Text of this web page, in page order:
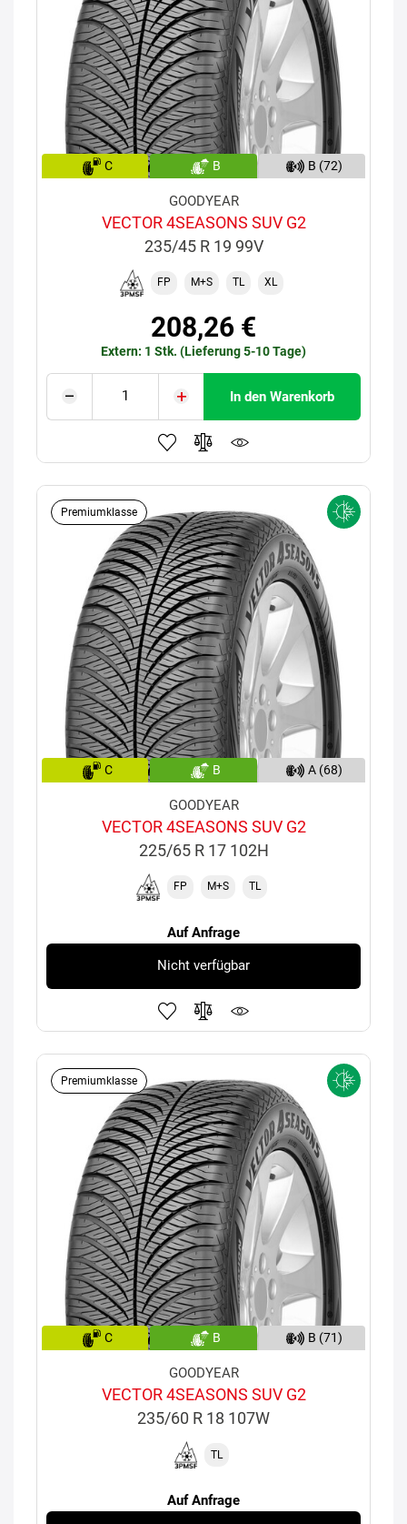
C B B (72)
GOODYEAR
VECTOR 4SEASONS SUV G2
235/45 R 19 99V
FP M+S TL XL
208,26 €
Extern: 1 Stk. (Lieferung 5-10 Tage)
In den Warenkorb
Premiumklasse
C B A (68)
GOODYEAR
VECTOR 4SEASONS SUV G2
225/65 R 17 102H
FP M+S TL
Auf Anfrage
Nicht verfügbar
Premiumklasse
C B B (71)
GOODYEAR
VECTOR 4SEASONS SUV G2
235/60 R 18 107W
TL
Auf Anfrage